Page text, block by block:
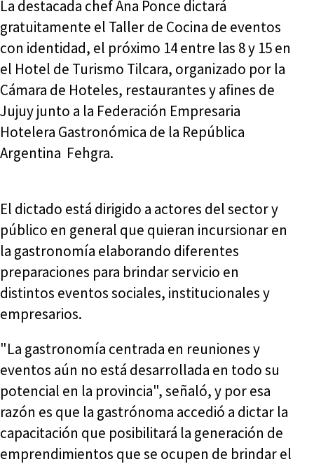
La destacada chef Ana Ponce dictará
gratuitamente el Taller de Cocina de eventos
con identidad, el próximo 14 entre las 8 y 15 en
el Hotel de Turismo Tilcara, organizado por la
Cámara de Hoteles, restaurantes y afines de
Jujuy junto a la Federación Empresaria
Hotelera Gastronómica de la República
Argentina  Fehgra.
El dictado está dirigido a actores del sector y
público en general que quieran incursionar en
la gastronomía elaborando diferentes
preparaciones para brindar servicio en
distintos eventos sociales, institucionales y
empresarios.
"La gastronomía centrada en reuniones y
eventos aún no está desarrollada en todo su
potencial en la provincia", señaló, y por esa
razón es que la gastrónoma accedió a dictar la
capacitación que posibilitará la generación de
emprendimientos que se ocupen de brindar el